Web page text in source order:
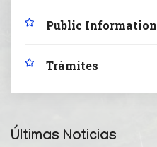
Public Information
Trámites
Últimas Noticias